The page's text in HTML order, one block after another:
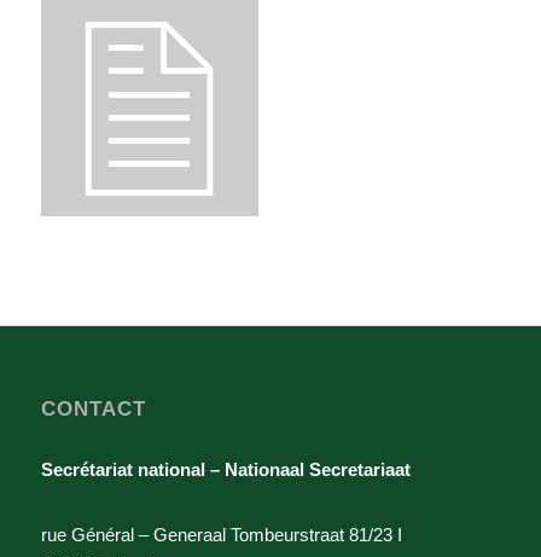
CONTACT
Secrétariat national – Nationaal Secretariaat
rue Général – Generaal Tombeurstraat 81/23 I